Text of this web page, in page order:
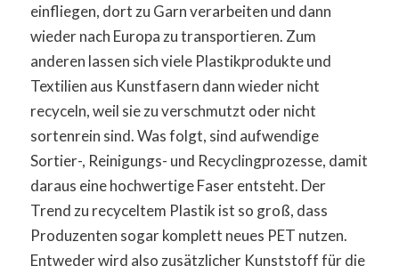
einfliegen, dort zu Garn verarbeiten und dann
wieder nach Europa zu transportieren. Zum
anderen lassen sich viele Plastikprodukte und
Textilien aus Kunstfasern dann wieder nicht
recyceln, weil sie zu verschmutzt oder nicht
sortenrein sind. Was folgt, sind aufwendige
Sortier-, Reinigungs- und Recyclingprozesse, damit
daraus eine hochwertige Faser entsteht. Der
Trend zu recyceltem Plastik ist so groß, dass
Produzenten sogar komplett neues PET nutzen.
Entweder wird also zusätzlicher Kunststoff für die